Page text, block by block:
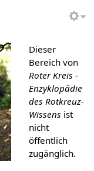
Dieser
Bereich von
Roter Kreis -
Enzyklopädie
des Rotkreuz-
Wissens ist
nicht
öffentlich
zugänglich.